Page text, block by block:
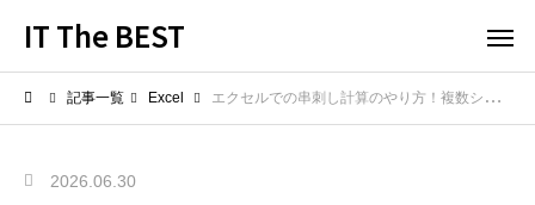
IT The BEST
記事一覧 Excel エクセルでの串刺し計算のやり方！複数シートを集計する際の注意点を解説
2026.06.30